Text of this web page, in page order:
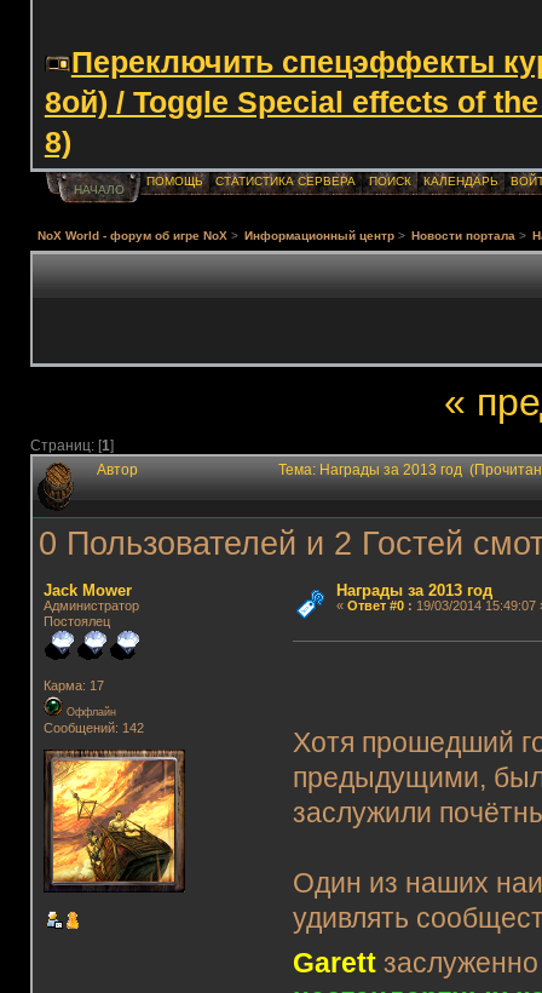
Переключить спецэффекты
8ой) / Toggle Special effects of
8)
НАЧАЛО
ПОМОЩЬ СТАТИСТИКА СЕРВЕРА ПОИСК КАЛЕНДАРЬ
NoX World - форум об игре NoX > Информационный центр > Новости портала >
«
Страниц: [1]
Автор Тема: Награды за 2013 год
0 Пользователей и 2 Гостей
Jack Mower
Администратор
Постоялец
Карма: 17
Оффлайн
Сообщений: 142
Награды за 2013 год
« Ответ #0: 19/03/2014 15:49:07
Хотя прошедший
предыдущими,
заслужили
Один из наших
удивлять
Garett